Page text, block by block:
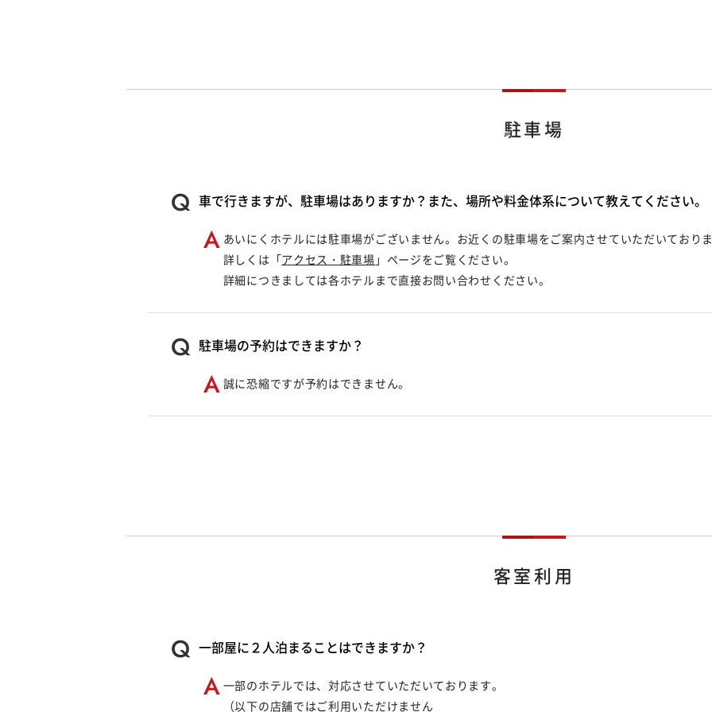
駐車場
車で行きますが、駐車場はありますか？また、場所や料金体系について教えてください。
あいにくホテルには駐車場がございません。お近くの駐車場をご案内させていただいており
詳しくは「アクセス・駐車場 」ページをご覧ください。
詳細につきましては各ホテルまで直接お問い合わせください。
駐車場の予約はできますか？
誠に恐縮ですが予約はできません。
客室利用
一部屋に２人泊まることはできますか？
一部のホテルでは、対応させていただいております。
（以下の店舗ではご利用いただけません